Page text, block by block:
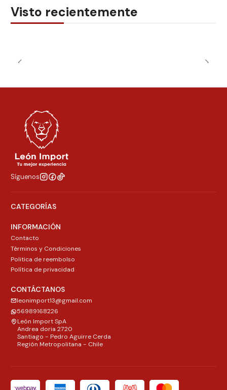
Visto recientemente
Síguenos
CATEGORÍAS
INFORMACIÓN
Contacto
Términos y Condiciones
Politica de reembolso
Política de privacidad
CONTÁCTANOS
leonimport13@gmail.com
56989168226
León Import SpA
Andrea doria 2720
Santiago - Pedro Aguirre Cerda
Región Metropolitana - Chile